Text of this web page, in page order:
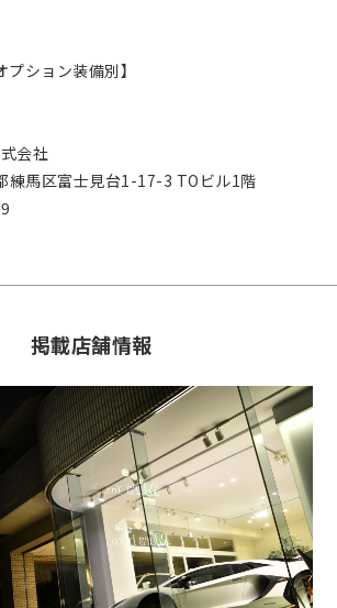
ション装備別】
会社
練馬区富士見台1-17-3 TOビル1階
掲載店舗情報